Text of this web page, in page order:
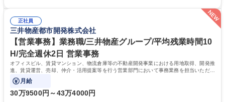
験で経営管理部内で経理へ異動した方もいらっしゃいます。年3回の面談
や個別面談を通してご自身のキャリアと向き合っていただき、会社として
もバックアップしていきます。 学歴・資格 学歴：大学院 大学 高専 短大
専修学校 高校 語学力： 資格：
正社員
三井物産都市開発株式会社
【営業事務】業務職/三井物産グループ/平均残業時間10
H/完全週休2日 営業事務
オフィスビル、賃貸マンション、物流倉庫等の不動産開発事業における用地取得、開発推
進、賃貸運営、売却、仲介・活用提案等を行う営業部門において事務業務を担当いただき
ます。
月給
30万9500円～43万4000円